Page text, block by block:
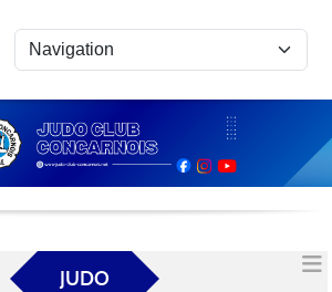
JUDO